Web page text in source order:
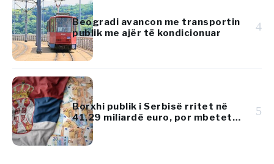
Beogradi avancon me transportin
publik me ajër të kondicionuar
4
Borxhi publik i Serbisë rritet në
41,29 miliardë euro, por mbetet
nën 45% të PBB-së
5